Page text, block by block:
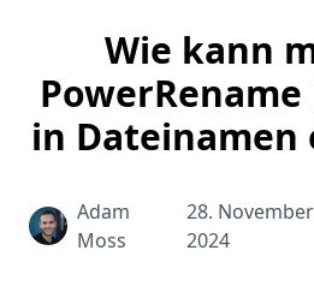
Wie kann
in Dateinamen
Adam
Moss
28. November
2024